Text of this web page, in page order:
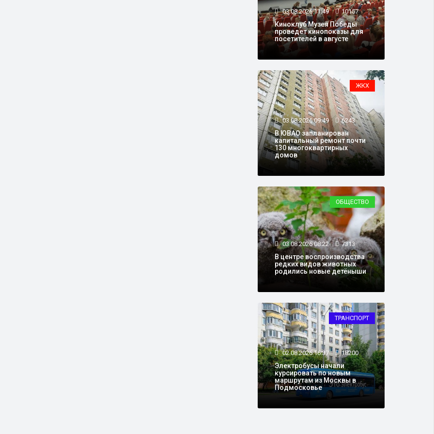
03.08.2026 11:49 10157
Киноклуб Музея Победы
проведет кинопоказы для
посетителей в августе
ЖКХ
03.08.2026 09:49 6243
В ЮВАО запланирован
капитальный ремонт почти
130 многоквартирных
домов
ОБЩЕСТВО
03.08.2026 08:22 7313
В центре воспроизводства
редких видов животных
родились новые детёныши
ТРАНСПОРТ
02.08.2026 16:37 18200
Электробусы начали
курсировать по новым
маршрутам из Москвы в
Подмосковье